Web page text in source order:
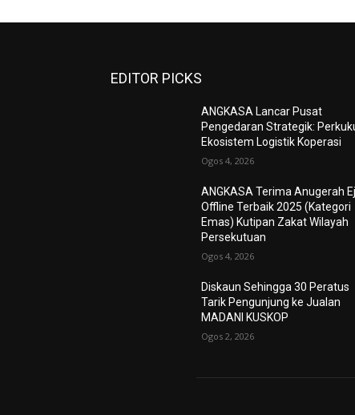
EDITOR PICKS
ANGKASA Lancar Pusat
Pengedaran Strategik:
Ekosistem Logistik Koperasi
Ogos 4, 2026
ANGKASA Terima Anugerah
Offline Terbaik 2025 (Kategori
Emas) Kutipan Zakat Wilayah
Persekutuan
Ogos 4, 2026
Diskaun Sehingga 30 Peratus
Tarik Pengunjung ke Jualan
MADANI KUSKOP
Ogos 2, 2026